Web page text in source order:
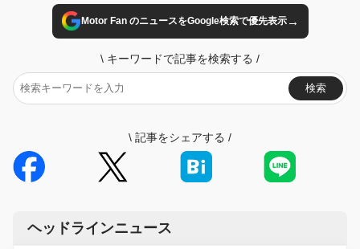
Motor Fan のニュースをGoogle検索で優先表示→
\ キーワードで記事を検索する /
検索
\ 記事をシェアする /
ヘッドラインニュース